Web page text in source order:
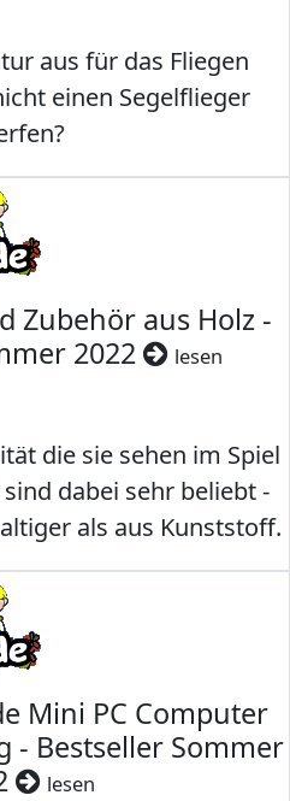
aus für das Fliegen
einen Segelflieger
Zubehör aus Holz -
2022
lesen
die sie sehen im Spiel
dabei sehr beliebt -
als aus Kunststoff.
Mini PC Computer
- Bestseller Sommer
lesen